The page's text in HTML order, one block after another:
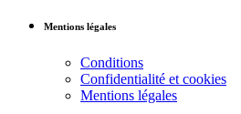
Mentions légales
Conditions
Confidentialité et cookies
Mentions légales